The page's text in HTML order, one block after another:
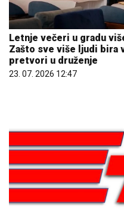
Letnje večeri u gradu
Zašto sve više ljudi bira
pretvori u druženje
23. 07. 2026 12:47